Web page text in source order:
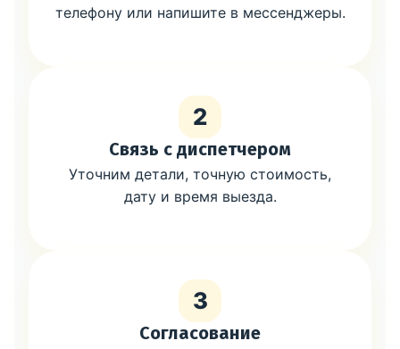
телефону или напишите в мессенджеры.
2
Связь с диспетчером
Уточним детали, точную стоимость,
дату и время выезда.
3
Согласование